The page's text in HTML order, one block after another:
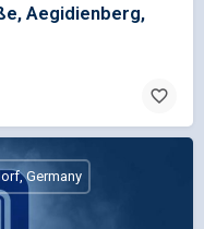
Aegidienberg,
Germany